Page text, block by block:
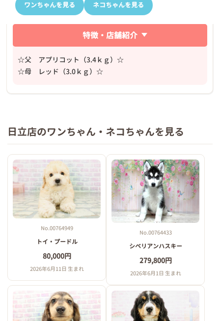
ワンちゃんを見る ネコちゃんを見る
特徴・店舗紹介
☆父 アプリコット（3.4ｋｇ）☆
☆母 レッド（3.0ｋｇ）☆
日立店のワンちゃん・ネコちゃんを見る
No.00764949
トイ・プードル
80,000円
2026年6月11日 生まれ
No.00764433
シベリアンハスキー
279,800円
2026年6月1日 生まれ